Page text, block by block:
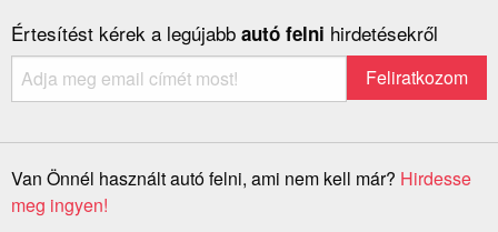
Értesítést kérek a legújabb autó felni hirdetésekről
Van Önnél használt autó felni, ami nem kell már? Hirdesse
meg ingyen!